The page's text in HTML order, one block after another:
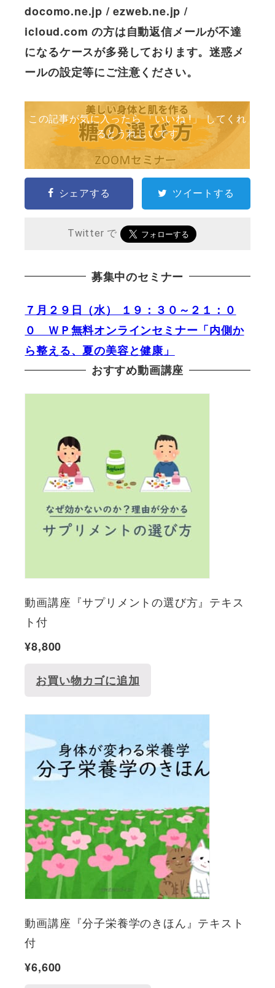
docomo.ne.jp / ezweb.ne.jp /
icloud.com の方は自動返信メールが不達
になるケースが多発しております。迷惑メ
ールの設定等にご注意ください。
この記事が気に入ったら 「いいね !」 してくれ
るとうれしいです
シェアする ツイートする
Twitter で
募集中のセミナー
７月２９日（水） １９：３０～２１：０
０ ＷＰ無料オンラインセミナー「内側か
ら整える、夏の美容と健康」
おすすめ動画講座
動画講座『サプリメントの選び方』テキス
ト付
¥8,800
お買い物カゴに追加
動画講座『分子栄養学のきほん』テキスト
付
¥6,600